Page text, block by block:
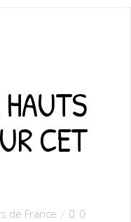
CET
de France 0